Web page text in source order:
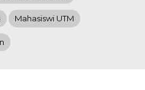
Mahasiswi UTM